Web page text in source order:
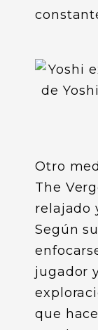
Otro
The
relajado
Según
jugador
que